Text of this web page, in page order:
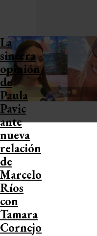
La
sincera
opinión
de
Paula
Pavic
ante
nueva
relación
de
Marcelo
Ríos
con
Tamara
Cornejo